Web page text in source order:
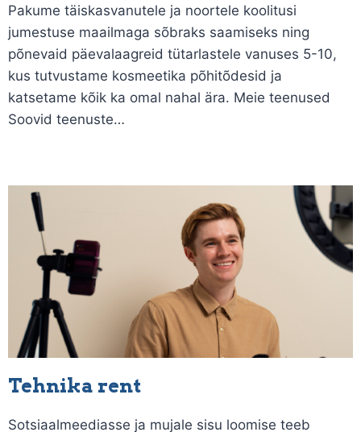
Pakume täiskasvanutele ja noortele koolitusi
jumestuse maailmaga sõbraks saamiseks ning
põnevaid päevalaagreid tütarlastele vanuses 5-10,
kus tutvustame kosmeetika põhitõdesid ja
katsetame kõik ka omal nahal ära. Meie teenused
Soovid teenuste…
Tehnika rent
Sotsiaalmeediasse ja mujale sisu loomise teeb